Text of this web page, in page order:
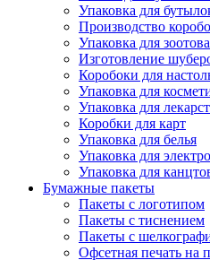
Упаковка для
Производство
Упаковка для
Изготовление
Коробоки для
Упаковка для
Упаковка для
Коробки для карт
Упаковка для белья
Упаковка для
Упаковка для
Бумажные пакеты
Пакеты с логотипом
Пакеты с тиснением
Пакеты с
Офсетная печать на